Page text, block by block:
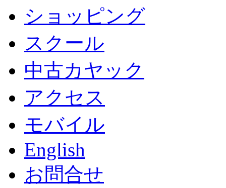
ショッピング
スクール
中古カヤック
アクセス
モバイル
English
お問合せ